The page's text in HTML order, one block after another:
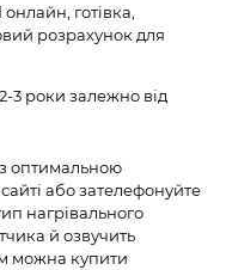
готівка,
розрахунок для
3 роки залежно від
оптимальною
або зателефонуйте
нагрівального
й озвучить
можна купити